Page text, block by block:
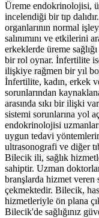
Üreme endokrinolojisi,
incelendiği bir tıp
organlarının normal
salınımını ve etkilerini
erkeklerde üreme
bir rol oynar. İnfertilite
ilişkiye rağmen bir yıl
İnfertilite, kadın, erkek
sorunlarından
arasında sıkı bir ilişki
sistemi sorunlarına yol
endokrinolojisi
uygun tedavi
ultrasonografi ve diğer
Bilecik ili, sağlık
sahiptir. Uzman
branşlarda hizmet
çekmektedir. Bilecik,
hizmetleriyle ön plana
Bilecik'de sağlığınız